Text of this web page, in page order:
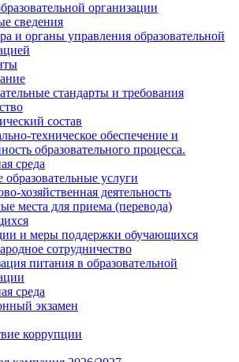
организации
сведения
и органы управления образовательной
стандарты и требования
состав
техническое обеспечение и
образовательного процесса.
среда
услуги
хозяйственная деятельность
места для приема (перевода)
и меры поддержки обучающихся
сотрудничество
питания в образовательной
среда
экзамен
коррупции